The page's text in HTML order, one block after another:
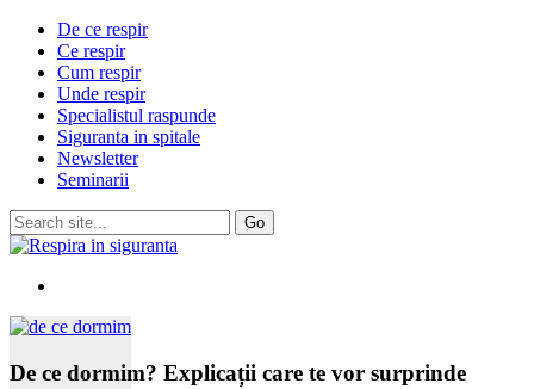
De ce respir
Ce respir
Cum respir
Unde respir
Specialistul raspunde
Siguranta in spitale
Newsletter
Seminarii
De ce dormim? Explicații care te vor surprinde